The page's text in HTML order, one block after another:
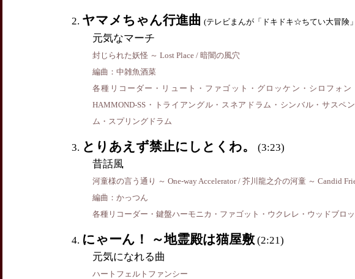
ヤマメちゃん行進曲 (テレビまんが「ドキドキ☆ちてい大冒険
元気なマーチ
封じられた妖怪 ～ Lost Place / 暗闇の風穴
編曲：中雑魚酒菜
各種リコーダー・リュート・ファゴット・グロッケン・シロフォン
HAMMOND-SS・トライアングル・スネアドラム・シンバル・サスペ
ム・スプリングドラム
とりあえず禁止にしとくわ。
(3:23)
昔話風
河童様の言う通り ～ One-way Accelerator / 芥川龍之介の河童 ～ Candid
編曲：かっつん
各種リコーダー・鍵盤ハーモニカ・ファゴット・ウクレレ・ウッドブロ
にゃーん！ ～地霊殿は猫屋敷 (2:21)
元気になれる曲
ハートフェルトファンシー